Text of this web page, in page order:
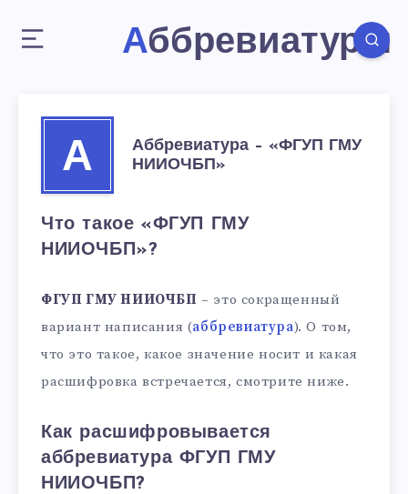
Аббревиатуры
А
Аббревиатура – «ФГУП ГМУ
НИИОЧБП»
Что такое «ФГУП ГМУ
НИИОЧБП»?
ФГУП ГМУ НИИОЧБП – это сокращенный
вариант написания (аббревиатура). О том,
что это такое, какое значение носит и какая
расшифровка встречается, смотрите ниже.
Как расшифровывается
аббревиатура ФГУП ГМУ
НИИОЧБП?